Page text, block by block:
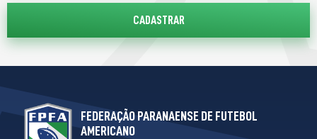
FEDERAÇÃO PARANAENSE DE FUTEBOL
AMERICANO